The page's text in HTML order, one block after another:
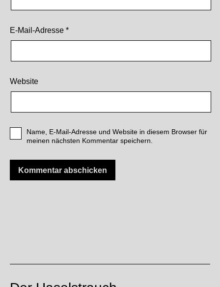
E-Mail-Adresse *
Website
Name, E-Mail-Adresse und Website in diesem Browser für
meinen nächsten Kommentar speichern.